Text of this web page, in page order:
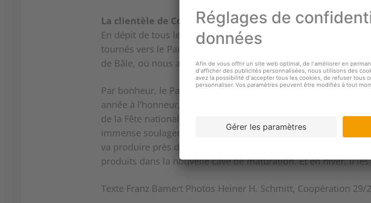
La clientèle de Coop à la rescousse
En dépit de tous les calculs, le constat fut hélas sans
tournés vers le Parrainage Coop pour les régions de
de Bâle, où nous avons présenténos projets aux
Par bonheur, le Parrainage Coop a finalement donné son
année à l’honneur, entre autres, l’alpage Rigi First: une partie
de la Fête nationale ira directement aux exploitations des
immense soulagement, carle moment tant attendu est enfin
va produire près de 30 tonnes de fromage d’alpage et
produits dans la nouvelle cave de maturation. Et en hiver, il
Texte Franz Bamert Photos Heiner H. Schmitt, Coopération 29/